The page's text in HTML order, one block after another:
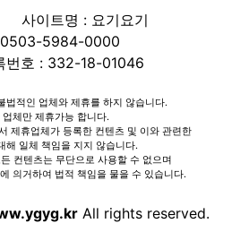
사이트명 : 요기요기
0503-5984-0000
번호 : 332-18-01046
법적인 업체와 제휴를 하지 않습니다.
업체만 제휴가능 합니다.
제휴업체가 등록한 컨텐츠 및 이와 관련한
해 일체 책임을 지지 않습니다.
컨텐츠는 무단으로 사용할 수 없으며
의거하여 법적 책임을 물을 수 있습니다.
All rights reserved.